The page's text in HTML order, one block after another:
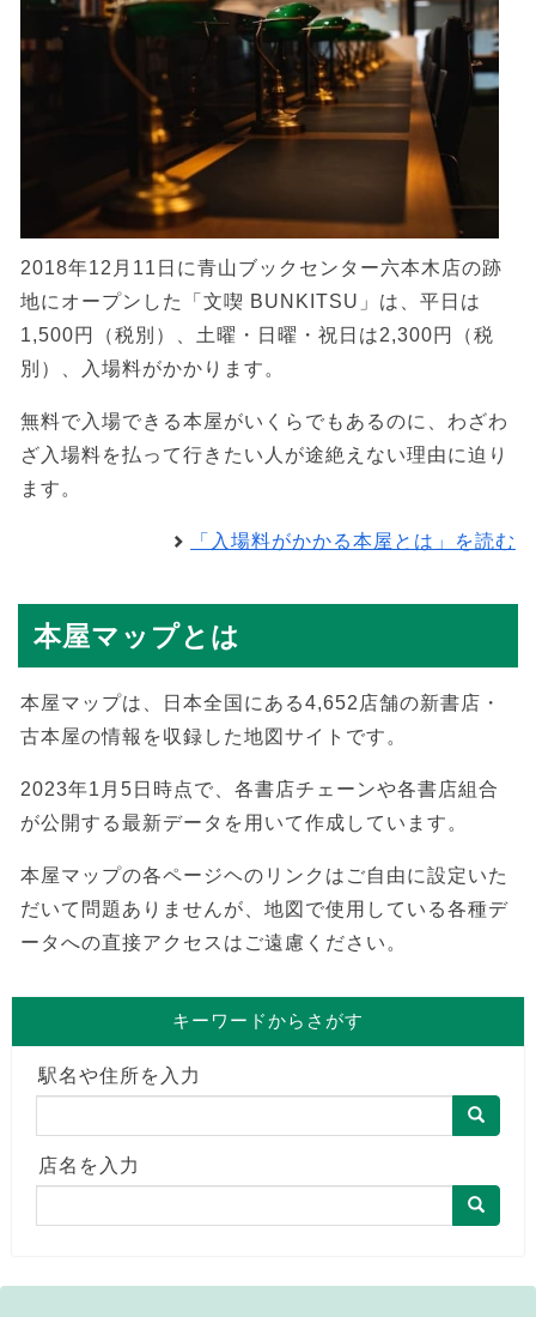
2018年12月11日に青山ブックセンター六本木店の跡
地にオープンした「文喫 BUNKITSU」は、平日は
1,500円（税別）、土曜・日曜・祝日は2,300円（税
別）、入場料がかかります。
無料で入場できる本屋がいくらでもあるのに、わざわ
ざ入場料を払って行きたい人が途絶えない理由に迫り
ます。
「入場料がかかる本屋とは」を読む
本屋マップとは
本屋マップは、日本全国にある4,652店舗の新書店・
古本屋の情報を収録した地図サイトです。
2023年1月5日時点で、各書店チェーンや各書店組合
が公開する最新データを用いて作成しています。
本屋マップの各ページヘのリンクはご自由に設定いた
だいて問題ありませんが、地図で使用している各種デ
ータへの直接アクセスはご遠慮ください。
キーワードからさがす
駅名や住所を入力
店名を入力